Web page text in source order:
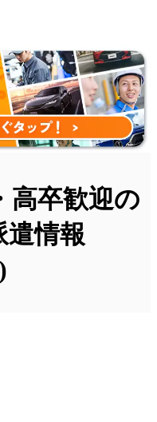
高卒歓迎の
遣情報